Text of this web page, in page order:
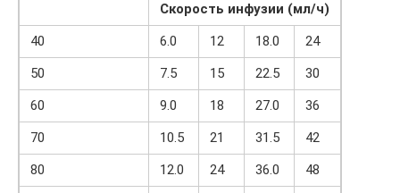
Скорость инфузии (мл/ч)
40
6.0 12 18.0
24
50
7.5 15 22.5
30
60
9.0 18 27.0
36
70
10.5 21 31.5
42
80
12.0 24 36.0
48